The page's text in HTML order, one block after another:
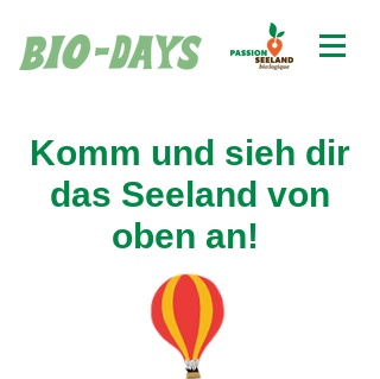
Komm und sieh dir
das Seeland von
oben an!